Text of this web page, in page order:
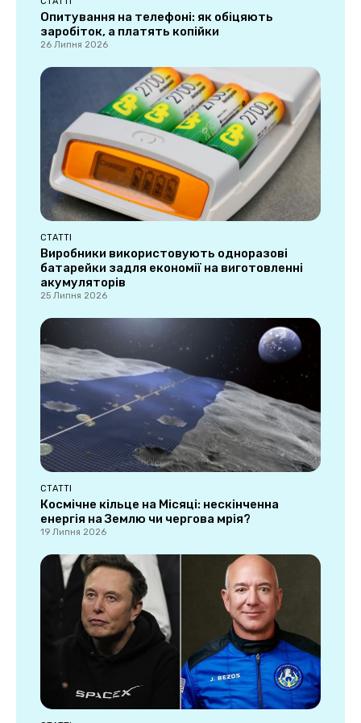
Опитування на телефоні: як обіцяють
заробіток, а платять копійки
26 Липня 2026
СТАТТІ
Виробники використовують одноразові
батарейки задля економії на виготовленні
акумуляторів
25 Липня 2026
СТАТТІ
Космічне кільце на Місяці: нескінченна
енергія на Землю чи чергова мрія?
19 Липня 2026